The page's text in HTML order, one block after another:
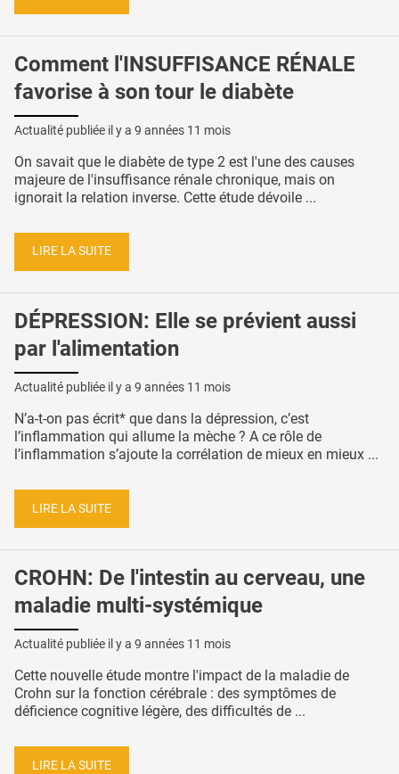
Comment l'INSUFFISANCE RÉNALE
favorise à son tour le diabète
Actualité publiée il y a 9 années 11 mois
On savait que le diabète de type 2 est l'une des causes
majeure de l'insuffisance rénale chronique, mais on
ignorait la relation inverse. Cette étude dévoile ...
LIRE LA SUITE
DÉPRESSION: Elle se prévient aussi
par l'alimentation
Actualité publiée il y a 9 années 11 mois
N’a-t-on pas écrit* que dans la dépression, c’est
l’inflammation qui allume la mèche ? A ce rôle de
l’inflammation s’ajoute la corrélation de mieux en mieux ...
LIRE LA SUITE
CROHN: De l'intestin au cerveau, une
maladie multi-systémique
Actualité publiée il y a 9 années 11 mois
Cette nouvelle étude montre l'impact de la maladie de
Crohn sur la fonction cérébrale : des symptômes de
déficience cognitive légère, des difficultés de ...
LIRE LA SUITE